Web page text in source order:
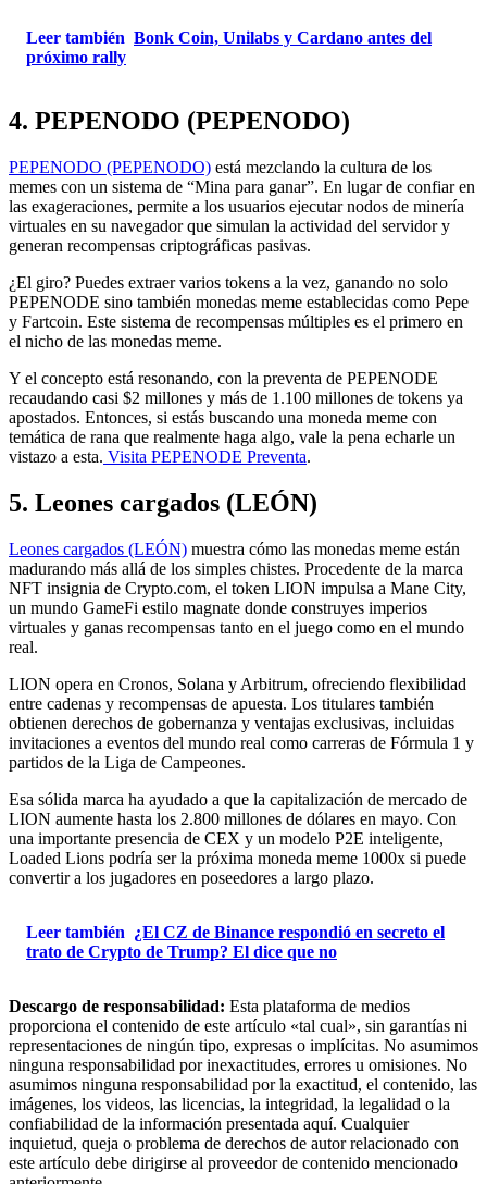
Leer también Bonk Coin, Unilabs y Cardano antes del
próximo rally
4. PEPENODO (PEPENODO)
PEPENODO (PEPENODO) está mezclando la cultura de los
memes con un sistema de “Mina para ganar”. En lugar de confiar en
las exageraciones, permite a los usuarios ejecutar nodos de minería
virtuales en su navegador que simulan la actividad del servidor y
generan recompensas criptográficas pasivas.
¿El giro? Puedes extraer varios tokens a la vez, ganando no solo
PEPENODE sino también monedas meme establecidas como Pepe
y Fartcoin. Este sistema de recompensas múltiples es el primero en
el nicho de las monedas meme.
Y el concepto está resonando, con la preventa de PEPENODE
recaudando casi $2 millones y más de 1.100 millones de tokens ya
apostados. Entonces, si estás buscando una moneda meme con
temática de rana que realmente haga algo, vale la pena echarle un
vistazo a esta. Visita PEPENODE Preventa.
5. Leones cargados (LEÓN)
Leones cargados (LEÓN) muestra cómo las monedas meme están
madurando más allá de los simples chistes. Procedente de la marca
NFT insignia de Crypto.com, el token LION impulsa a Mane City,
un mundo GameFi estilo magnate donde construyes imperios
virtuales y ganas recompensas tanto en el juego como en el mundo
real.
LION opera en Cronos, Solana y Arbitrum, ofreciendo flexibilidad
entre cadenas y recompensas de apuesta. Los titulares también
obtienen derechos de gobernanza y ventajas exclusivas, incluidas
invitaciones a eventos del mundo real como carreras de Fórmula 1 y
partidos de la Liga de Campeones.
Esa sólida marca ha ayudado a que la capitalización de mercado de
LION aumente hasta los 2.800 millones de dólares en mayo. Con
una importante presencia de CEX y un modelo P2E inteligente,
Loaded Lions podría ser la próxima moneda meme 1000x si puede
convertir a los jugadores en poseedores a largo plazo.
Leer también ¿El CZ de Binance respondió en secreto el
trato de Crypto de Trump? El dice que no
Descargo de responsabilidad: Esta plataforma de medios
proporciona el contenido de este artículo «tal cual», sin garantías ni
representaciones de ningún tipo, expresas o implícitas. No asumimos
ninguna responsabilidad por inexactitudes, errores u omisiones. No
asumimos ninguna responsabilidad por la exactitud, el contenido, las
imágenes, los videos, las licencias, la integridad, la legalidad o la
confiabilidad de la información presentada aquí. Cualquier
inquietud, queja o problema de derechos de autor relacionado con
este artículo debe dirigirse al proveedor de contenido mencionado